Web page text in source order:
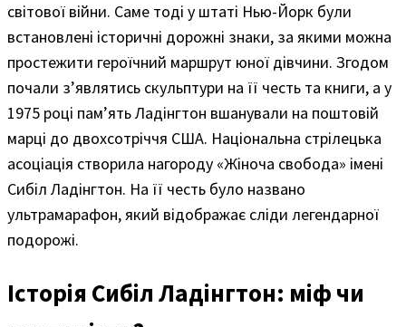
світової війни. Саме тоді у штаті Нью-Йорк були
встановлені історичні дорожні знаки, за якими можна
простежити героїчний маршрут юної дівчини. Згодом
почали з’являтись скульптури на її честь та книги, а у
1975 році пам’ять Ладінгтон вшанували на поштовій
марці до двохсотріччя США. Національна стрілецька
асоціація створила нагороду «Жіноча свобода» імені
Сибіл Ладінгтон. На її честь було названо
ультрамарафон, який відображає сліди легендарної
подорожі.
Історія Сибіл Ладінгтон: міф чи